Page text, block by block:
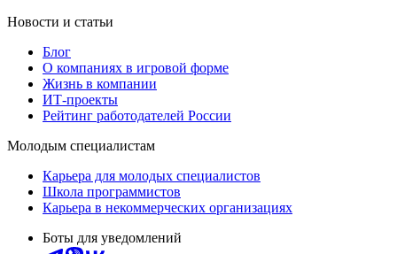
Новости и статьи
Блог
О компаниях в игровой форме
Жизнь в компании
ИТ-проекты
Рейтинг работодателей России
Молодым специалистам
Карьера для молодых специалистов
Школа программистов
Карьера в некоммерческих организациях
Боты для уведомлений